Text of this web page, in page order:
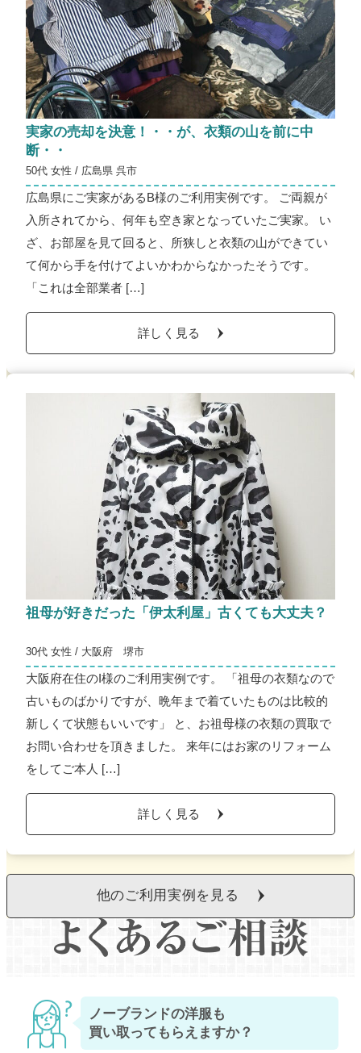
実家の売却を決意！・・が、衣類の山を前に中
断・・
50代 女性 / 広島県 呉市
広島県にご実家があるB様のご利用実例です。 ご両親が
入所されてから、何年も空き家となっていたご実家。 い
ざ、お部屋を見て回ると、所狭しと衣類の山ができてい
て何から手を付けてよいかわからなかったそうです。
「これは全部業者 […]
詳しく見る
祖母が好きだった「伊太利屋」古くても大丈夫？
30代 女性 / 大阪府 堺市
大阪府在住のI様のご利用実例です。 「祖母の衣類なので
古いものばかりですが、晩年まで着ていたものは比較的
新しくて状態もいいです」 と、お祖母様の衣類の買取で
お問い合わせを頂きました。 来年にはお家のリフォーム
をしてご本人 […]
詳しく見る
他のご利用実例を見る
ノーブランドの洋服も
買い取ってもらえますか？